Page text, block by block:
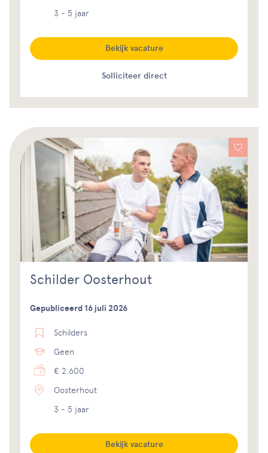
3 - 5 jaar
Solliciteer direct
Bekijk vacature
Schilder Oosterhout
Gepubliceerd 16 juli 2026
Schilders
Geen
€ 2.600
Oosterhout
3 - 5 jaar
Bekijk vacature